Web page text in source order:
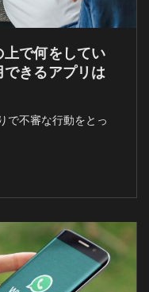
で何をしてい
きるアプリは
で不審な行動をとっ